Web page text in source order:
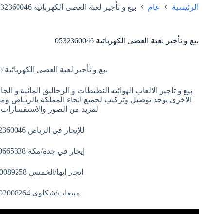
الرئيسية عام بيع و تأجير لعبة العصى الكهربائية 0532360046
بيع و تأجير لعبة العصى الكهربائية 0532360046
بيع و تأجير لعبة العصى الكهربائية 0532360046
بيع و تاجير الالعاب الهوائيه النطيطات و الزحاليق المائية و
الاخرى يوجد توصيل وتركيب لجميع انحاء المملكة بالريـاض
لمزيد من الصور والاستفسارات
للإيجار في الرياض 0532360046
إيجار في جدة/مكة 0540665338
ايجار ابها/الخميس 0550089258
مبيعات/شكاوى 0502008264